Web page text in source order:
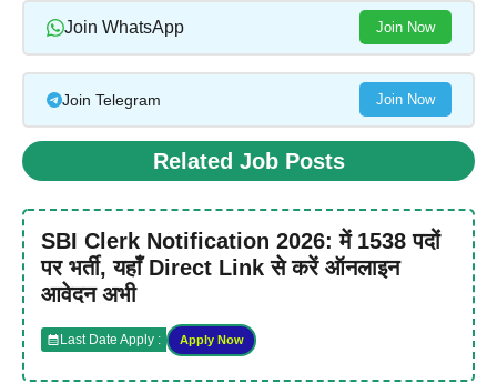
Join WhatsApp Join Now
Join Telegram Join Now
Related Job Posts
SBI Clerk Notification 2026: में 1538 पदों
पर भर्ती, यहाँ Direct Link से करें ऑनलाइन
आवेदन अभी
Last Date Apply : Apply Now